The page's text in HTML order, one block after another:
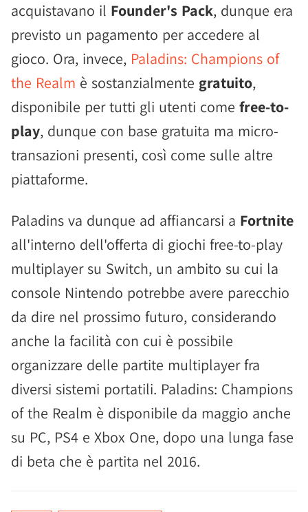
acquistavano il Founder's Pack, dunque era
previsto un pagamento per accedere al
gioco. Ora, invece, Paladins: Champions of
the Realm è sostanzialmente gratuito,
disponibile per tutti gli utenti come free-to-
play, dunque con base gratuita ma micro-
transazioni presenti, così come sulle altre
piattaforme.
Paladins va dunque ad affiancarsi a Fortnite
all'interno dell'offerta di giochi free-to-play
multiplayer su Switch, un ambito su cui la
console Nintendo potrebbe avere parecchio
da dire nel prossimo futuro, considerando
anche la facilità con cui è possibile
organizzare delle partite multiplayer fra
diversi sistemi portatili. Paladins: Champions
of the Realm è disponibile da maggio anche
su PC, PS4 e Xbox One, dopo una lunga fase
di beta che è partita nel 2016.